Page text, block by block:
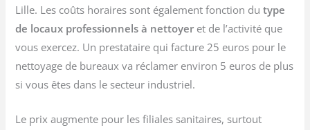
Lille. Les coûts horaires sont également fonction dutype
de locaux professionnels à nettoyer et de l’activité que
vous exercez. Un prestataire qui facture 25 euros pour le
nettoyage de bureaux va réclamer environ 5 euros de plus
si vous êtes dans le secteur industriel.
Le prix augmente pour les filiales sanitaires, surtout